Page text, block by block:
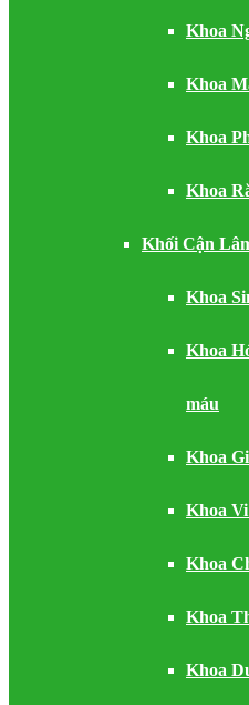
Khoa
Khoa
Khoa
Khoa
Khối Cận
Khoa
Khoa
máu
Khoa
Khoa
Khoa
Khoa
Khoa